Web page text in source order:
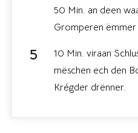
50 Min. an deen
Gromperen
10 Min. viraan
mëschen ech den
Krégder drënner.